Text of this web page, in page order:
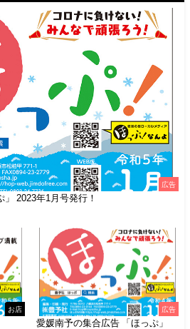
広告
2023年1月号発行！
お店 広告
愛媛南予の集合広告 「ほっぷ」